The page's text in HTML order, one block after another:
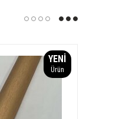
YENI
Ürün